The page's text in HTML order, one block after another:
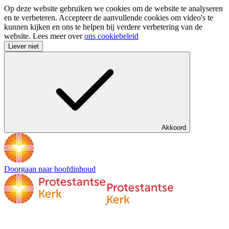
Op deze website gebruiken we cookies om de website te analyseren
en te verbeteren. Accepteer de aanvullende cookies om video's te
kunnen kijken en ons te helpen bij verdere verbetering van de
website. Lees meer overons cookiebeleid
Liever niet
Akkoord
Doorgaan naar hoofdinhoud